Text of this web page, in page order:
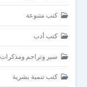
كتب متنوعة
كتب أدب
سير وتراجم ومذكرات
كتب تنمية بشرية